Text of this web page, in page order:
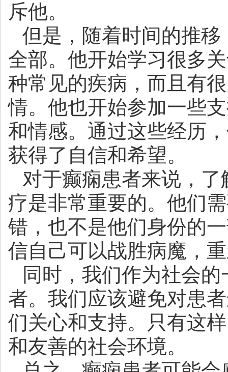
斥他。
但是，随着时间的推
全部。他开始学习很多
种常见的疾病，而且有
情。他也开始参加一些
和情感。通过这些经历
获得了自信和希望。
对于癫痫患者来说，
疗是非常重要的。他们
错，也不是他们身份的
信自己可以战胜病魔，
同时，我们作为社会
者。我们应该避免对患
们关心和支持。只有这
和友善的社会环境。